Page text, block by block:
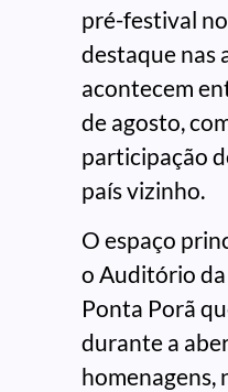
pré-festival
destaque nas
acontecem
de agosto,
participação
país vizinho.
O espaço
o Auditório
Ponta Porã
durante a
homenagens,